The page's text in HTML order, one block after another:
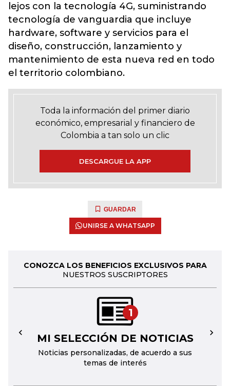
lejos con la tecnología 4G, suministrando
tecnología de vanguardia que incluye
hardware, software y servicios para el
diseño, construcción, lanzamiento y
mantenimiento de esta nueva red en todo
el territorio colombiano.
Toda la información del primer diario
económico, empresarial y financiero de
Colombia a tan solo un clic
DESCARGUE LA APP
GUARDAR
UNIRSE A WHATSAPP
CONOZCA LOS BENEFICIOS EXCLUSIVOS PARA
NUESTROS SUSCRIPTORES
1
MI SELECCIÓN DE NOTICIAS
Noticias personalizadas, de acuerdo a sus
temas de interés
← →